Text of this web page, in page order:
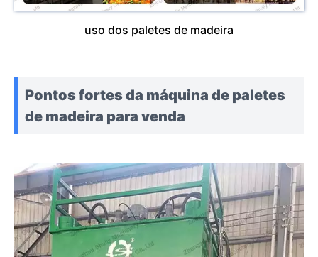
uso dos paletes de madeira
Pontos fortes da máquina de paletes
de madeira para venda